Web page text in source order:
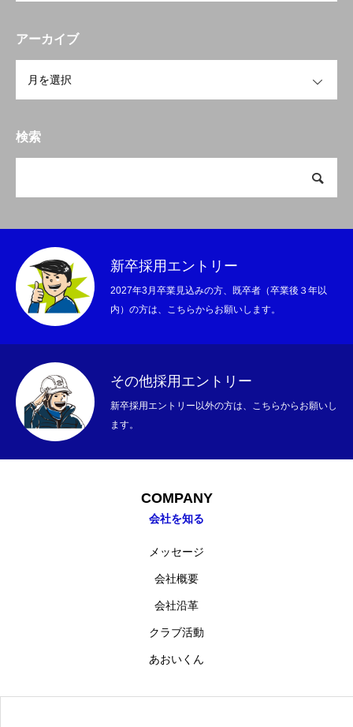
アーカイブ
検索
新卒採用エントリー
2027年3月卒業見込みの方、既卒者（卒業後３年以
内）の方は、こちらからお願いします。
その他採用エントリー
新卒採用エントリー以外の方は、こちらからお願いし
ます。
COMPANY
会社を知る
メッセージ
会社概要
会社沿革
クラブ活動
あおいくん